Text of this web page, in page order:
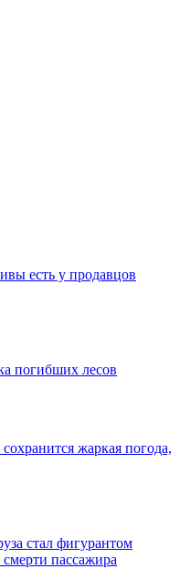
есть у продавцов
погибших лесов
жаркая погода,
стал фигурантом
пассажира